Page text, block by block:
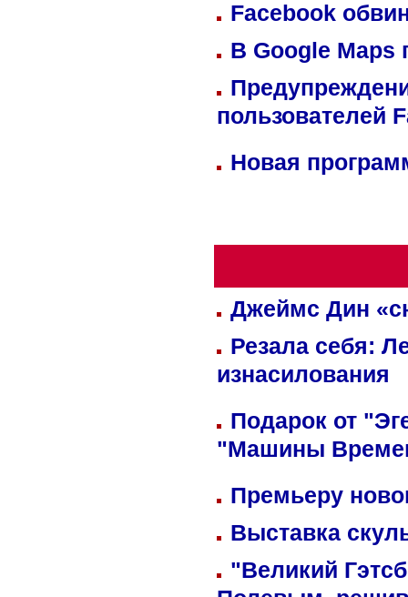
Facebook
В Google Maps
пользователей
Новая
Джеймс Дин
Резала себя:
изнасилования
Подарок от
"Машины
Премьеру
Выставка
"Великий